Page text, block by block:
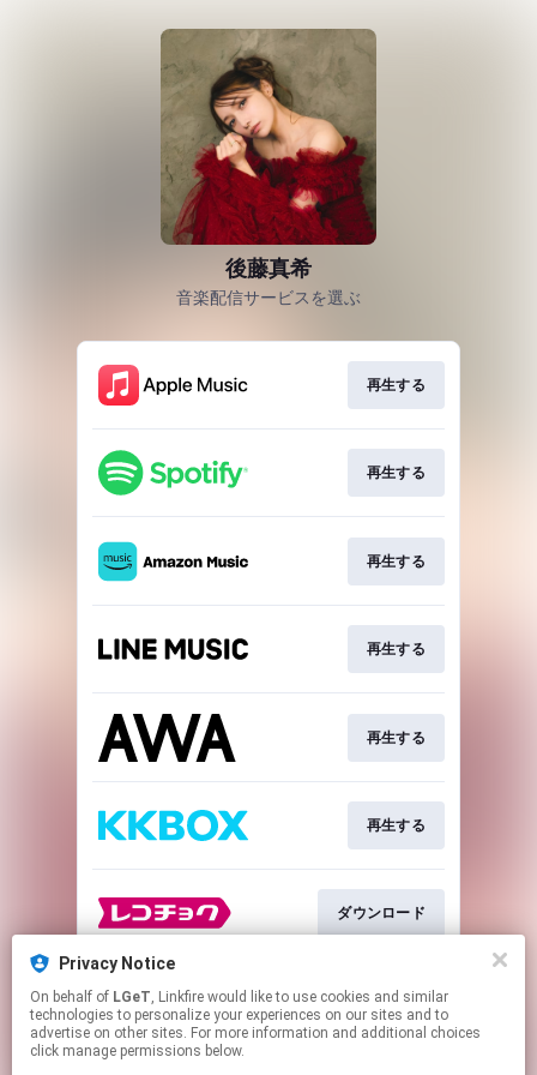
Privacy Notice
On behalf of LGeT, Linkfire would like to use cookies and similar
technologies to personalize your experiences on our sites and to
advertise on other sites. For more information and additional choices
click manage permissions below.
後藤真希
音楽配信サービスを選ぶ
再生する
再生する
再生する
再生する
再生する
再生する
ダウンロード
ダウンロード